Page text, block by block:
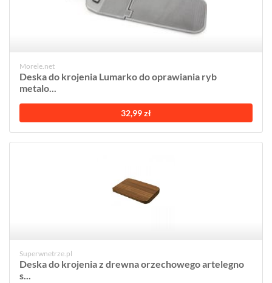
Morele.net
Deska do krojenia Lumarko do oprawiania ryb
metalo...
32,99 zł
Superwnetrze.pl
Deska do krojenia z drewna orzechowego artelegno
s...